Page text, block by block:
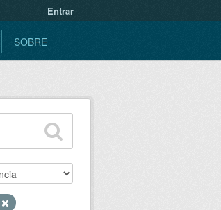
Entrar
SOBRE